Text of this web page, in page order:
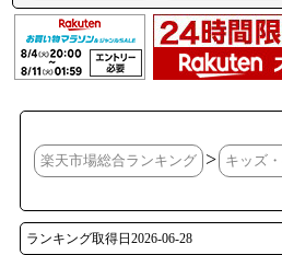
楽天市場総合ランキング > キッズ
ランキング取得日2026-06-28